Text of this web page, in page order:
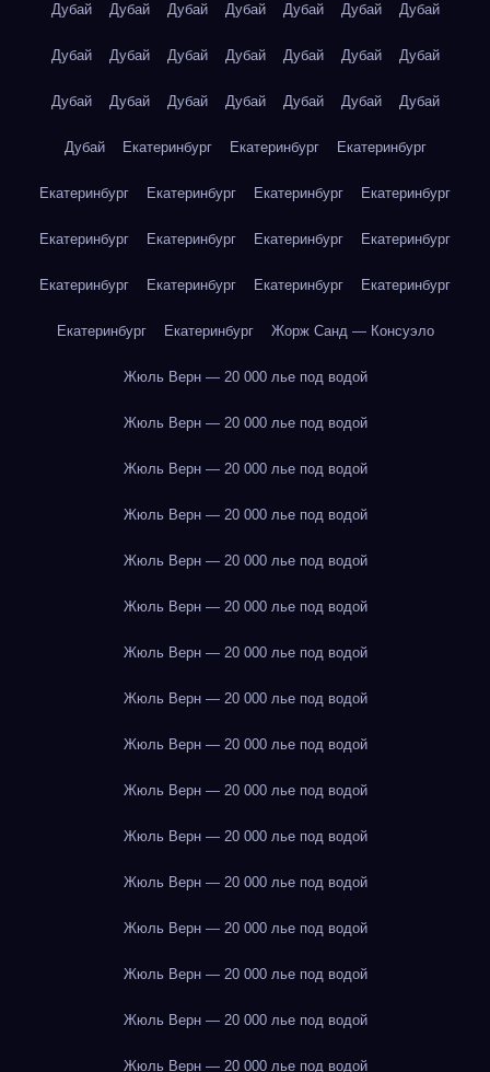
Дубай Дубай Дубай Дубай Дубай Дубай Дубай
Дубай Дубай Дубай Дубай Дубай Дубай Дубай
Дубай Дубай Дубай Дубай Дубай Дубай Дубай
Дубай Екатеринбург Екатеринбург Екатеринбург
Екатеринбург Екатеринбург Екатеринбург Екатеринбург
Екатеринбург Екатеринбург Екатеринбург Екатеринбург
Екатеринбург Екатеринбург Екатеринбург Екатеринбург
Екатеринбург Екатеринбург Жорж Санд — Консуэло
Жюль Верн — 20 000 лье под водой
Жюль Верн — 20 000 лье под водой
Жюль Верн — 20 000 лье под водой
Жюль Верн — 20 000 лье под водой
Жюль Верн — 20 000 лье под водой
Жюль Верн — 20 000 лье под водой
Жюль Верн — 20 000 лье под водой
Жюль Верн — 20 000 лье под водой
Жюль Верн — 20 000 лье под водой
Жюль Верн — 20 000 лье под водой
Жюль Верн — 20 000 лье под водой
Жюль Верн — 20 000 лье под водой
Жюль Верн — 20 000 лье под водой
Жюль Верн — 20 000 лье под водой
Жюль Верн — 20 000 лье под водой
Жюль Верн — 20 000 лье под водой